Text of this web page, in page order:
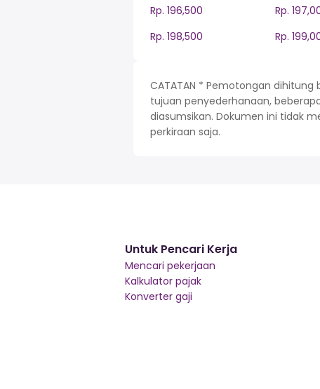
Rp. 196,500
Rp.
Rp. 198,500
Rp.
CATATAN * Pemotongan dihitung
tujuan penyederhanaan,
diasumsikan. Dokumen ini tidak
perkiraan saja.
Untuk Pencari Kerja
Mencari pekerjaan
Kalkulator pajak
Konverter gaji